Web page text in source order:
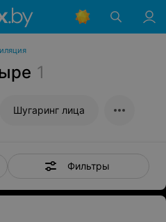
1
Шугаринг лица
Фильтры